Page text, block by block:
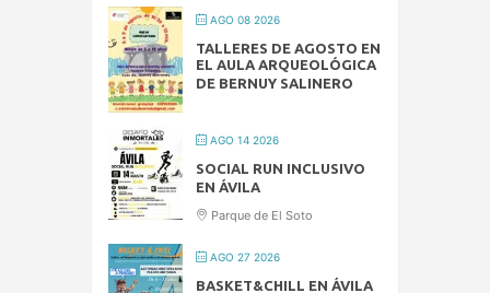
AGO 08 2026
TALLERES DE AGOSTO EN
EL AULA ARQUEOLÓGICA
DE BERNUY SALINERO
AGO 14 2026
SOCIAL RUN INCLUSIVO
EN ÁVILA
Parque de El Soto
AGO 27 2026
BASKET&CHILL EN ÁVILA